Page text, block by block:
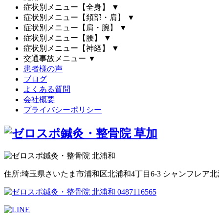
症状別メニュー【全身】
▼
症状別メニュー【頚部・肩】
▼
症状別メニュー【肩・腕】
▼
症状別メニュー【腰】
▼
症状別メニュー【神経】
▼
交通事故メニュー ▼
患者様の声
ブログ
よくある質問
会社概要
プライバシーポリシー
住所:埼玉県さいたま市浦和区北浦和4丁目6-3 シャンフレア北